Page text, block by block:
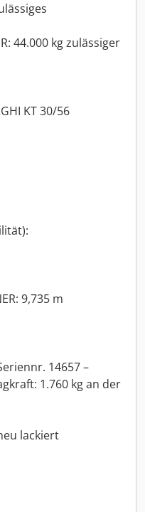
44.000 kg zulässiger
KT 30/56
9,735 m
14657 –
1.760 kg an der
lackiert